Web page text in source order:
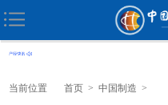
当前位置 首页 > 中国制造 >